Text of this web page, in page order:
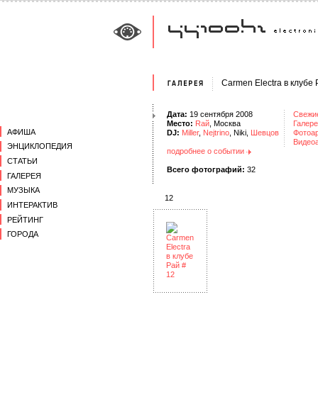
АФИША
ЭНЦИКЛОПЕДИЯ
СТАТЬИ
ГАЛЕРЕЯ
МУЗЫКА
ИНТЕРАКТИВ
РЕЙТИНГ
ГОРОДА
Carmen Electra в клубе
Дата: 19 сентября 2008
Место: Rай , Москва
DJ: Miller, Nejtrino , Niki, Шевцов
подробнее о событии
Всего фотографий: 32
12